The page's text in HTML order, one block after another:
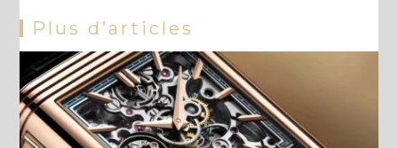
Plus d’articles